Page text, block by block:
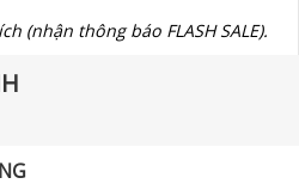
(nhận thông báo FLASH SALE).